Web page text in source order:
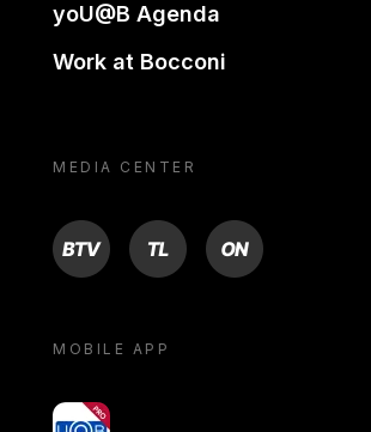
yoU@B Agenda
Work at Bocconi
MEDIA CENTER
BTV TL ON
MOBILE APP
yoU@B